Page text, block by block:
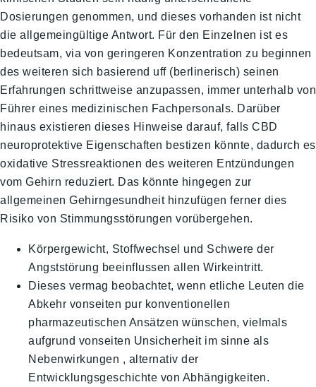
Dosierungen genommen, und dieses vorhanden ist nicht
die allgemeingültige Antwort. Für den Einzelnen ist es
bedeutsam, via von geringeren Konzentration zu beginnen
des weiteren sich basierend uff (berlinerisch) seinen
Erfahrungen schrittweise anzupassen, immer unterhalb von
Führer eines medizinischen Fachpersonals. Darüber
hinaus existieren dieses Hinweise darauf, falls CBD
neuroprotektive Eigenschaften bestizen könnte, dadurch es
oxidative Stressreaktionen des weiteren Entzündungen
vom Gehirn reduziert. Das könnte hingegen zur
allgemeinen Gehirngesundheit hinzufügen ferner dies
Risiko von Stimmungsstörungen vorübergehen.
Körpergewicht, Stoffwechsel und Schwere der
Angststörung beeinflussen allen Wirkeintritt.
Dieses vermag beobachtet, wenn etliche Leuten die
Abkehr vonseiten pur konventionellen
pharmazeutischen Ansätzen wünschen, vielmals
aufgrund vonseiten Unsicherheit im sinne als
Nebenwirkungen , alternativ der
Entwicklungsgeschichte von Abhängigkeiten.